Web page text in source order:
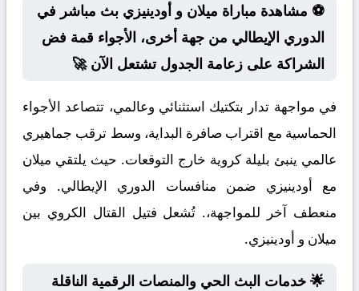
⚽ مشاهدة مباراة ميلان و أودينيزي بث مباشر في
الدوري الإيطالي من جهة أخرى، الأجواء قمة فض
الشراكة على زعامة الجدول تشتعل الآن 🚀
في مواجهة تدار بتكتيك استثنائي وعالمي، تتصاعد الأجواء
الحماسية مع اقتراب صافرة البداية، وسط ترقب جماهيري
عالمي ينبئ بليلة كروية خارج التوقعات. حيث يلتقي ميلان
مع أودينيزي ضمن منافسات الدوري الإيطالي. وفي
منعطف آخر للمواجهة،. تُشعل فتيل القتال الكروي بين
ميلان و أودينيزي.
🌟 خدمات البث الحي والمنصات الرقمية الناقلة